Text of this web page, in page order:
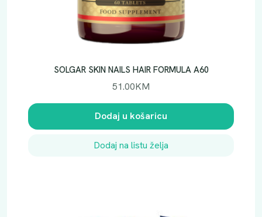
SOLGAR SKIN NAILS HAIR FORMULA A60
51.00KM
Dodaj u košaricu
Dodaj na listu želja